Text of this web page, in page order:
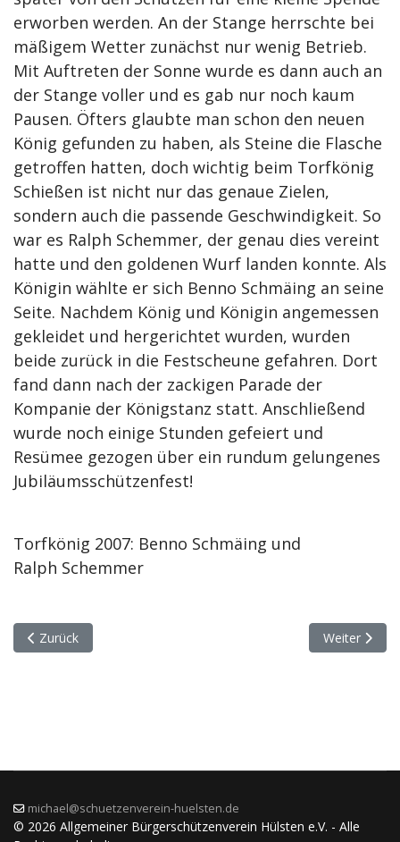
erworben werden. An der Stange herrschte bei
mäßigem Wetter zunächst nur wenig Betrieb.
Mit Auftreten der Sonne wurde es dann auch an
der Stange voller und es gab nur noch kaum
Pausen. Öfters glaubte man schon den neuen
König gefunden zu haben, als Steine die Flasche
getroffen hatten, doch wichtig beim Torfkönig
Schießen ist nicht nur das genaue Zielen,
sondern auch die passende Geschwindigkeit. So
war es Ralph Schemmer, der genau dies vereint
hatte und den goldenen Wurf landen konnte. Als
Königin wählte er sich Benno Schmäing an seine
Seite. Nachdem König und Königin angemessen
gekleidet und hergerichtet wurden, wurden
beide zurück in die Festscheune gefahren. Dort
fand dann nach der zackigen Parade der
Kompanie der Königstanz statt. Anschließend
wurde noch einige Stunden gefeiert und
Resümee gezogen über ein rundum gelungenes
Jubiläumsschützenfest!
Torfkönig 2007: Benno Schmäing und
Ralph Schemmer
Vorheriger Beitrag: Musik
Zurück Nächster
Weiter
michael@schuetzenverein-huelsten.de
© 2026 Allgemeiner Bürgerschützenverein Hülsten e.V. - Alle